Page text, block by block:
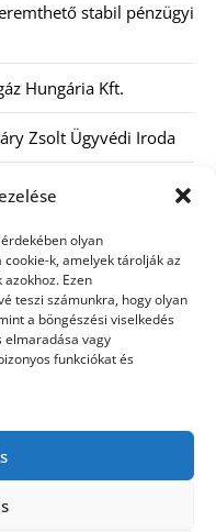
olyan
k, amelyek tárolják az
Ezen
teszi számunkra, hogy olyan
a böngészési viselkedés
elmaradása vagy
funkciókat és
stabil pénzügyi
Hungária Kft.
Zsolt Ügyvédi Iroda
öregedés lassításáról és